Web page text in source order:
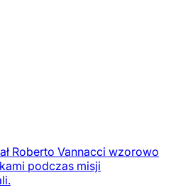
Roberto Vannacci wzorowo
podczas misji